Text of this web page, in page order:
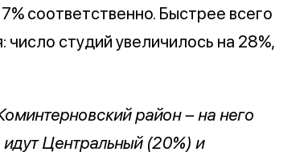
соответственно. Быстрее всего
студий увеличилось на 28%,
район – на него
Центральный (20%) и